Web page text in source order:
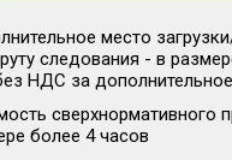
место
следования - в
НДС за
сверхнормативного
более 4 часов